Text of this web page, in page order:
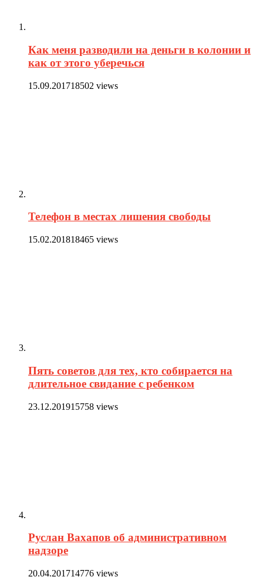
Как меня разводили на деньги в колонии и
как от этого уберечься
15.09.201718502 views
Телефон в местах лишения свободы
15.02.201818465 views
Пять советов для тех, кто собирается на
длительное свидание с ребенком
23.12.201915758 views
Руслан Вахапов об административном
надзоре
20.04.201714776 views